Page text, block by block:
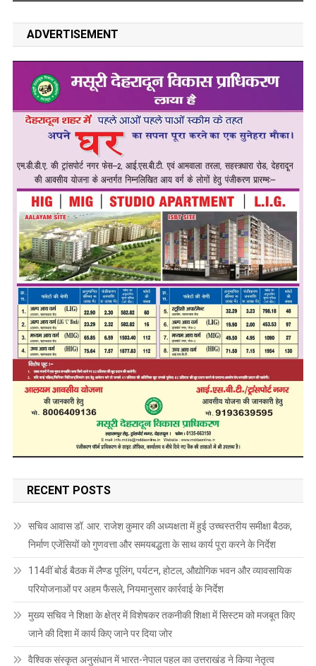
ADVERTISEMENT
RECENT POSTS
सचिव आवास डॉ. आर. राजेश कुमार की अध्यक्षता में हुई उच्चस्तरीय समीक्षा बैठक,
निर्माण एजेंसियों को गुणवत्ता और समयबद्धता के साथ कार्य पूरा करने के निर्देश
114वीं बोर्ड बैठक में लैण्ड पूलिंग, पर्यटन, होटल, औद्योगिक भवन और व्यावसायिक
परियोजनाओं पर अहम फैसले, नियमानुसार कार्रवाई के निर्देश
मुख्य सचिव ने शिक्षा के क्षेत्र में विशेषकर तकनीकी शिक्षा में सिस्टम को मजबूत किए
जाने की दिशा में कार्य किए जाने पर दिया जोर
वैश्विक संस्कृत अनुसंधान में भारत-नेपाल पहल का उत्तराखंड ने किया नेतृत्व